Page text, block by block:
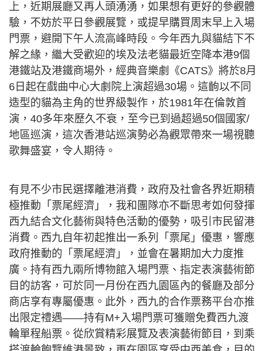
上，近期展廳又再人頭湧湧，如果想有更好的參觀體
驗，不妨於平日參觀展覽，或提早購買周末早上入場
門票，避開下午人流高峰時段。今年西九與貓結下不
解之緣，繼大受歡迎的埃及法老貓最近空降本港9個
港鐵站及港鐵商場外，經典音樂劇《CATS》將於8月
6日起在戲曲中心大劇院上演超過30場。這齣以不同
造型的貓為主角的世界級製作，於1981年在倫敦首
演，40多年來歷久不衰，至今已到過超過50個國家/
地區巡演，這次香港站巡演勢必為觀眾帶來一場視聽
歌舞盛宴，令人期待。
有見不少市民選擇離港消費，政府及社會各界近期積
極推動「票尾經濟」，我和團隊亦不斷思考如何發揮
西九結合文化藝術與特色活動的優勢，吸引市民留港
消費。西九自年初起推出一系列「票尾」優惠，響應
政府推動的「票尾經濟」，並會在暑期加大力度推
廣。持有西九兩所博物館入場門票、指定表演藝術節
目的訪客，可於同一月份在西九園區內的餐廳及部分
商店享有專屬優惠。此外，西九的合作票務平台亦推
出限定禮遇——持有M+入場門票可獲贈免費西九渡
輪單程船票。從欣賞精彩展覽及表演藝術節目，到乘